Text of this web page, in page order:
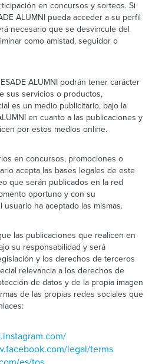
en concursos y sorteos. Si
ALUMNI pueda acceder a su perfil
necesario que se desvincule del
como amistad, seguidor o
ALUMNI podrán tener carácter
sus servicios o productos,
es un medio publicitario, bajo la
en cuanto a las publicaciones y
por estos medios online.
en concursos, promociones o
acepta las bases legales de este
que serán publicados en la red
oportuno y con su
usuario ha aceptado las mismas.
las publicaciones que realicen en
su responsabilidad y será
y los derechos de terceros
relevancia a los derechos de
de datos y de la propia imagen
de las propias redes sociales que
legal/terms